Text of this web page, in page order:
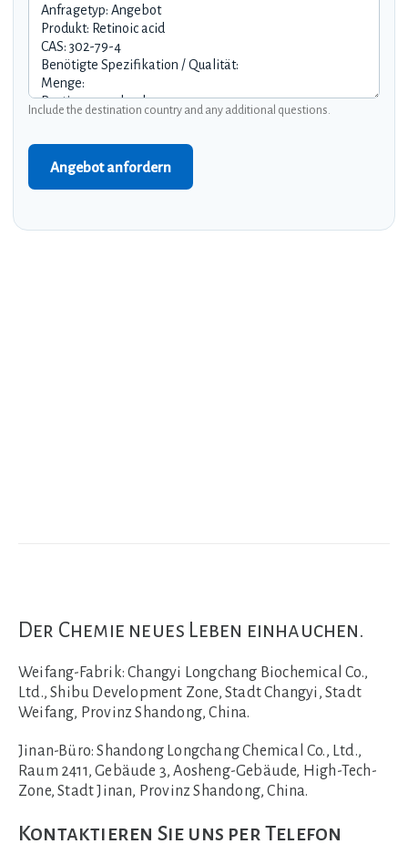
Include the destination country and any additional questions.
Angebot anfordern
Der Chemie neues Leben einhauchen.
Weifang-Fabrik: Changyi Longchang Biochemical Co.,
Ltd., Shibu Development Zone, Stadt Changyi, Stadt
Weifang, Provinz Shandong, China.
Jinan-Büro: Shandong Longchang Chemical Co., Ltd.,
Raum 2411, Gebäude 3, Aosheng-Gebäude, High-Tech-
Zone, Stadt Jinan, Provinz Shandong, China.
Kontaktieren Sie uns per Telefon